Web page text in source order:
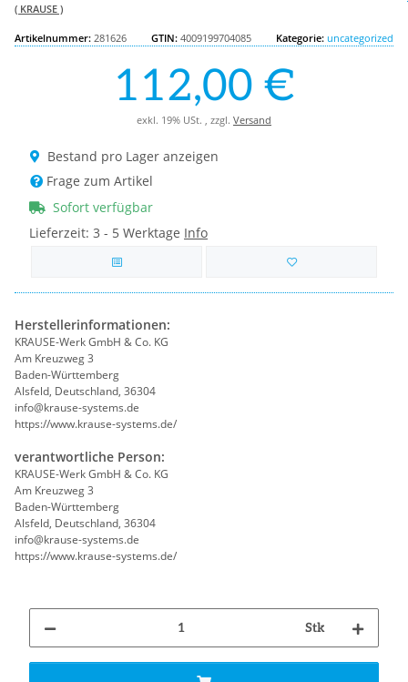
( KRAUSE )
Artikelnummer: 281626 GTIN: 4009199704085 Kategorie: uncategorized
112,00 €
exkl. 19% USt. , zzgl. Versand
Bestand pro Lager anzeigen
Frage zum Artikel
Sofort verfügbar
Lieferzeit: 3 - 5 Werktage Info
Herstellerinformationen:
KRAUSE-Werk GmbH & Co. KG
Am Kreuzweg 3
Baden-Württemberg
Alsfeld, Deutschland, 36304
info@krause-systems.de
https://www.krause-systems.de/
verantwortliche Person:
KRAUSE-Werk GmbH & Co. KG
Am Kreuzweg 3
Baden-Württemberg
Alsfeld, Deutschland, 36304
info@krause-systems.de
https://www.krause-systems.de/
Stk